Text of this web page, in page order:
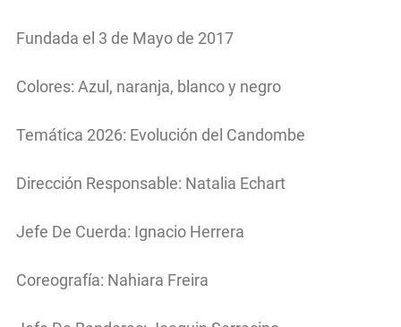
Fundada el 3 de Mayo de 2017
Colores: Azul, naranja, blanco y negro
Temática 2026: Evolución del Candombe
Dirección Responsable: Natalia Echart
Jefe De Cuerda: Ignacio Herrera
Coreografía: Nahiara Freira